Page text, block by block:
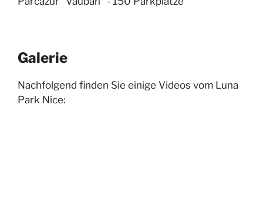
Galerie
Nachfolgend finden Sie einige Videos vom Luna
Park Nice: